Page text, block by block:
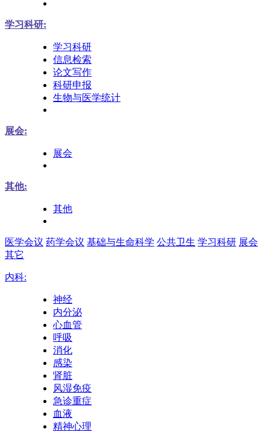
学习科研:
学习科研
信息检索
论文写作
科研申报
生物与医学统计
展会:
展会
其他:
其他
医学会议 药学会议 基础与生命科学 公共卫生 学习科研 展会
其它
内科:
神经
内分泌
心血管
呼吸
消化
感染
肾脏
风湿免疫
急诊重症
血液
精神心理